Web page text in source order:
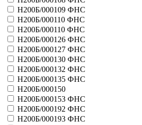
51004 - Скачки
51005 - Крестики нолики
51006 - Гороскоп
51007 - Русское казино
51008 - Большое путешествие
51009 - Чемпион
51010 - Золотая лихорадка
Больше
Лотереи регионов ООО
41007 - Супергол
41009 - Зебра 2
41038 - Кумир
41126 - Блицлото 6 из 36
Н200Б/000109 ФНС
Н200Б/000110 ФНС
Н200Б/000110 ФНС
Н200Б/000126 ФНС
Н200Б/000127 ФНС
Н200Б/000130 ФНС
Н200Б/000132 ФНС
Н200Б/000135 ФНС
Н200Б/000150
Н200Б/000153 ФНС
Н200Б/000192 ФНС
Н200Б/000193 ФНС